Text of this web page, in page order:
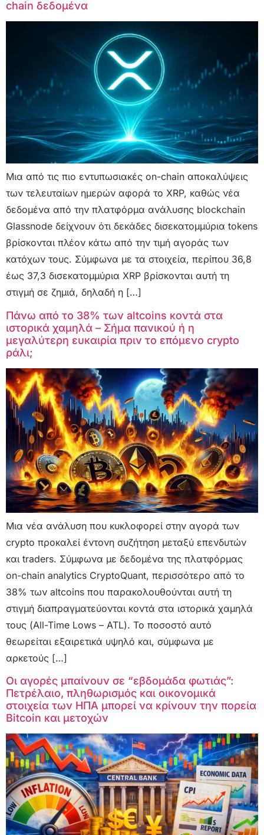
chain δεδομένα
Μια από τις πιο εντυπωσιακές on-chain αποκαλύψεις
των τελευταίων ημερών αφορά το XRP, καθώς νέα
δεδομένα από την πλατφόρμα ανάλυσης blockchain
Glassnode δείχνουν ότι δεκάδες δισεκατομμύρια tokens
βρίσκονται πλέον κάτω από την τιμή αγοράς των
κατόχων τους. Σύμφωνα με τα στοιχεία, περίπου 36,8
έως 37,3 δισεκατομμύρια XRP βρίσκονται αυτή τη
στιγμή σε ζημιά, δηλαδή η […]
Πάνω από το 38% των altcoins κοντά στα
ιστορικά χαμηλά – Σήμα πανικού ή η
μεγαλύτερη ευκαιρία πριν το επόμενο crypto
ράλι;
Μια νέα ανάλυση που κυκλοφορεί στην αγορά των
crypto προκαλεί έντονη συζήτηση μεταξύ επενδυτών
και traders. Σύμφωνα με δεδομένα της πλατφόρμας
on-chain analytics CryptoQuant, περισσότερο από το
38% των altcoins που παρακολουθούνται αυτή τη
στιγμή διαπραγματεύονται κοντά στα ιστορικά χαμηλά
τους (All-Time Lows – ATL). Το ποσοστό αυτό
θεωρείται εξαιρετικά υψηλό και, σύμφωνα με
αρκετούς […]
Οι αγορές μπαίνουν σε “εβδομάδα φωτιάς”:
Πετρέλαιο, πληθωρισμός και οικονομικά
στοιχεία των ΗΠΑ μπορεί να κρίνουν την πορεία
Bitcoin και μετοχών